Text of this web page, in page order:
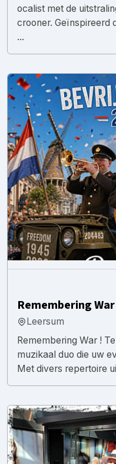
ocalist met de
crooner. Geïnspireerd
...
Remembering
Leersum
Remembering War !
muzikaal duo die uw
Met divers repertoire